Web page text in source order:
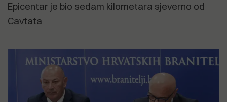
Epicentar je bio sedam kilometara sjeverno od
Cavtata